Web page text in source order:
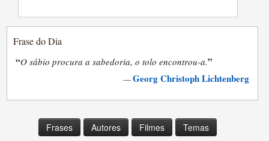
Frase do Dia
“O sábio procura a sabedoria, o tolo encontrou-a.”
—Georg Christoph Lichtenberg
Frases Autores Filmes Temas